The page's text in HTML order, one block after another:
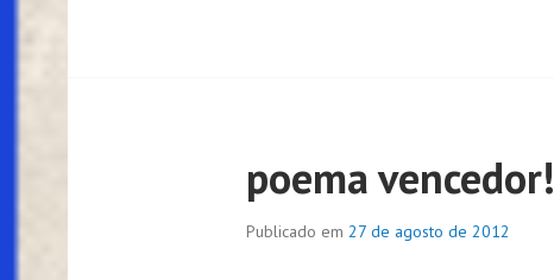
poema vencedor!
Publicado em 27 de agosto de 2012